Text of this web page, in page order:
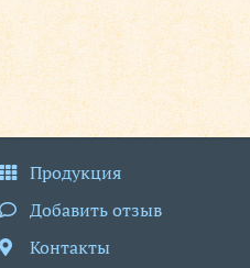
Продукция
Добавить отзыв
Контакты